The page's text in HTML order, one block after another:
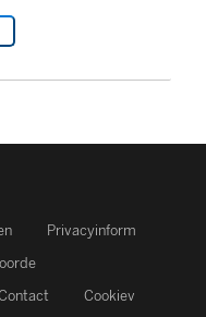
Privacyinform
Cookiev